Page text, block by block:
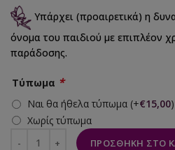
Υπάρχει (προαιρετικά) η
όνομα του παιδιού με επιπλέον
παράδοσης.
Τύπωμα *
Ναι θα ήθελα τύπωμα (+€15,00)
Χωρίς τύπωμα
ΠΡΟΣΘΉΚΗ ΣΤΟ